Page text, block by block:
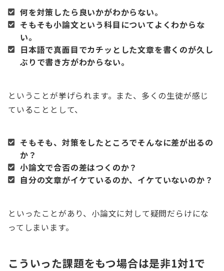
何を対策したら良いかがわからない。
そもそも小論文という科目についてよくわからな
い。
日本語で真面目でカチッとした文章を書くのが久し
ぶりで書き方がわからない。
ということが挙げられます。また、多くの生徒が感じ
ていることとして、
そもそも、対策をしたところでそんなに差が出るの
か？
小論文で合否の差はつくのか？
自分の文章がイケているのか、イケていないのか？
といったことがあり、小論文に対して疑問だらけにな
ってしまいます。
こういった課題をもつ場合は是非1対1で